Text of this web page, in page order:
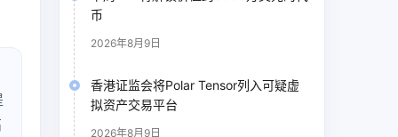
币
2026年8月9日
香港证监会将Polar Tensor列入可疑虚
拟资产交易平台
2026年8月9日